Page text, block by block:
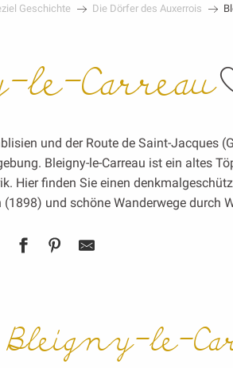
Geschichte Die Dörfer des Auxerrois
Carreau
und der Route de Saint-Jacques
Bleigny-le-Carreau ist ein altes
Hier finden Sie einen
und schöne Wanderwege durch
le-